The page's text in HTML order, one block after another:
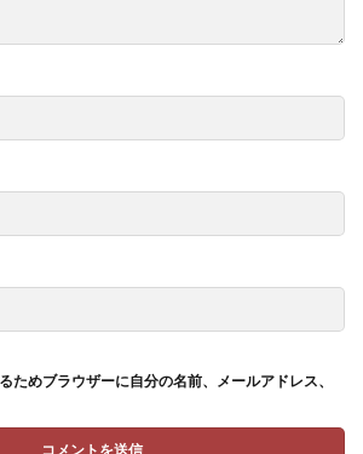
ためブラウザーに自分の名前、メールアドレス、